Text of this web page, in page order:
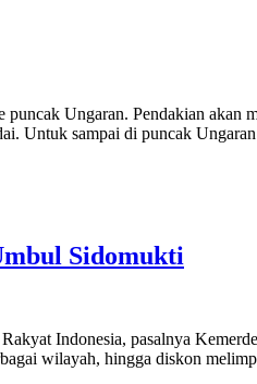
Ungaran. Pendakian
Untuk sampai di puncak
Sidomukti
Indonesia, pasalnya
wilayah, hingga diskon